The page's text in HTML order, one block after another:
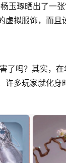
玉琢晒出了一
拟服饰，而且
了吗？其实，
许多玩家就化